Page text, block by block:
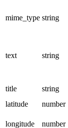
mime_type string
text string
title
string
latitude
number
longitude
number